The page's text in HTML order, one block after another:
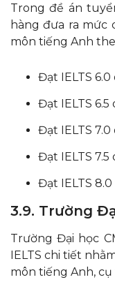
Trong đề án
hàng đưa ra mức
môn tiếng Anh
Đạt IELTS
Đạt IELTS 6.5
Đạt IELTS
Đạt IELTS 7.5
Đạt IELTS
3.9. Trường
Trường Đại học
IELTS chi tiết
môn tiếng Anh,